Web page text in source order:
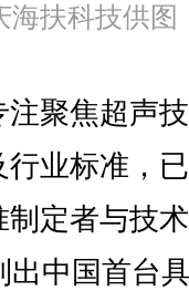
海扶科技供图
聚焦超声技
业标准，
定者与技
出中国首台